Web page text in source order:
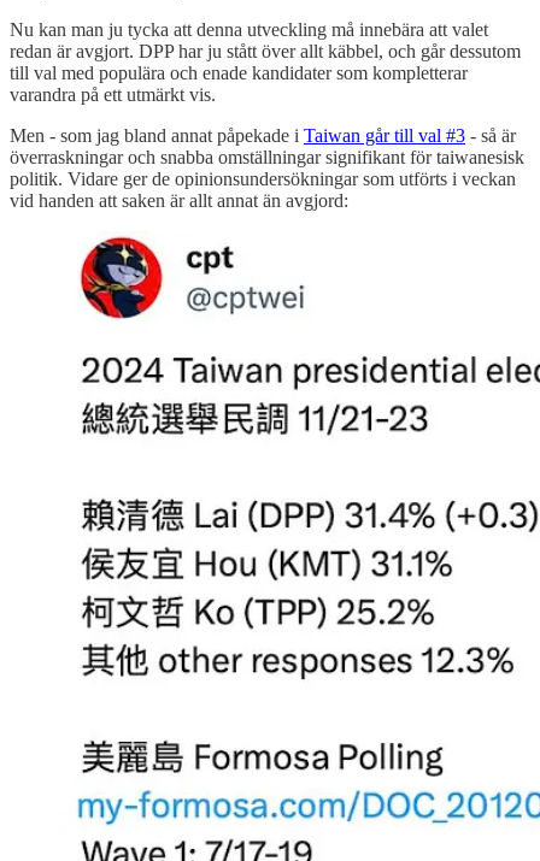
Nu kan man ju tycka att denna utveckling må innebära att valet
redan är avgjort. DPP har ju stått över allt käbbel, och går dessutom
till val med populära och enade kandidater som kompletterar
varandra på ett utmärkt vis.
Men - som jag bland annat påpekade i Taiwan går till val #3 - så är
överraskningar och snabba omställningar signifikant för taiwanesisk
politik. Vidare ger de opinionsundersökningar som utförts i veckan
vid handen att saken är allt annat än avgjord: